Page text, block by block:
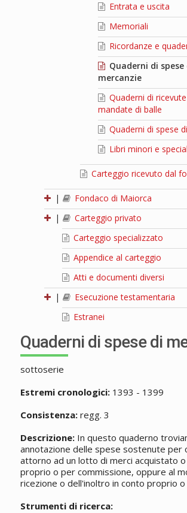
Entrata e uscita
Memoriali
Ricordanze e
Quaderni di spese
mercanzie
Quaderni di
mandate di balle
Quaderni di spese
Libri minori e
Carteggio ricevuto dal
|
Fondaco di Maiorca
|
Carteggio privato
Carteggio specializzato
Appendice al carteggio
Atti e documenti diversi
|
Esecuzione testamentaria
Estranei
Quaderni di spese di
sottoserie
Estremi cronologici:1393 - 1399
Consistenza:regg. 3
Descrizione:In questo quaderno
annotazione delle spese sostenute per
attorno ad un lotto di merci acquistato
proprio o per commissione, oppure al
ricezione o dell'inoltro in conto proprio o
Strumenti di ricerca: